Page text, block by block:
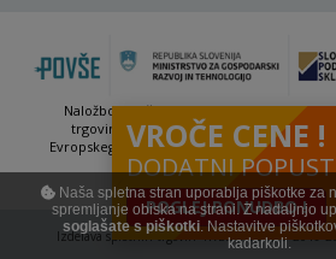
Naložbo (Vavčer za digitalni marketing -
trgovina) sofinancirata Republika
Evropskega sklada za regionalni razvoj.
preko Vavčerja za digitalni
Izdelava spletnih trgovin4WEB d.o.o. | © 2019-
VROČE CENE !
DODATNI POPUST
POGLEJ PONUDBO !
Naša spletna stran uporablja piškotke za
spremljanje obiska na strani. Z nadaljnjo
soglašate s piškotki. Nastavitve
kadarkoli.